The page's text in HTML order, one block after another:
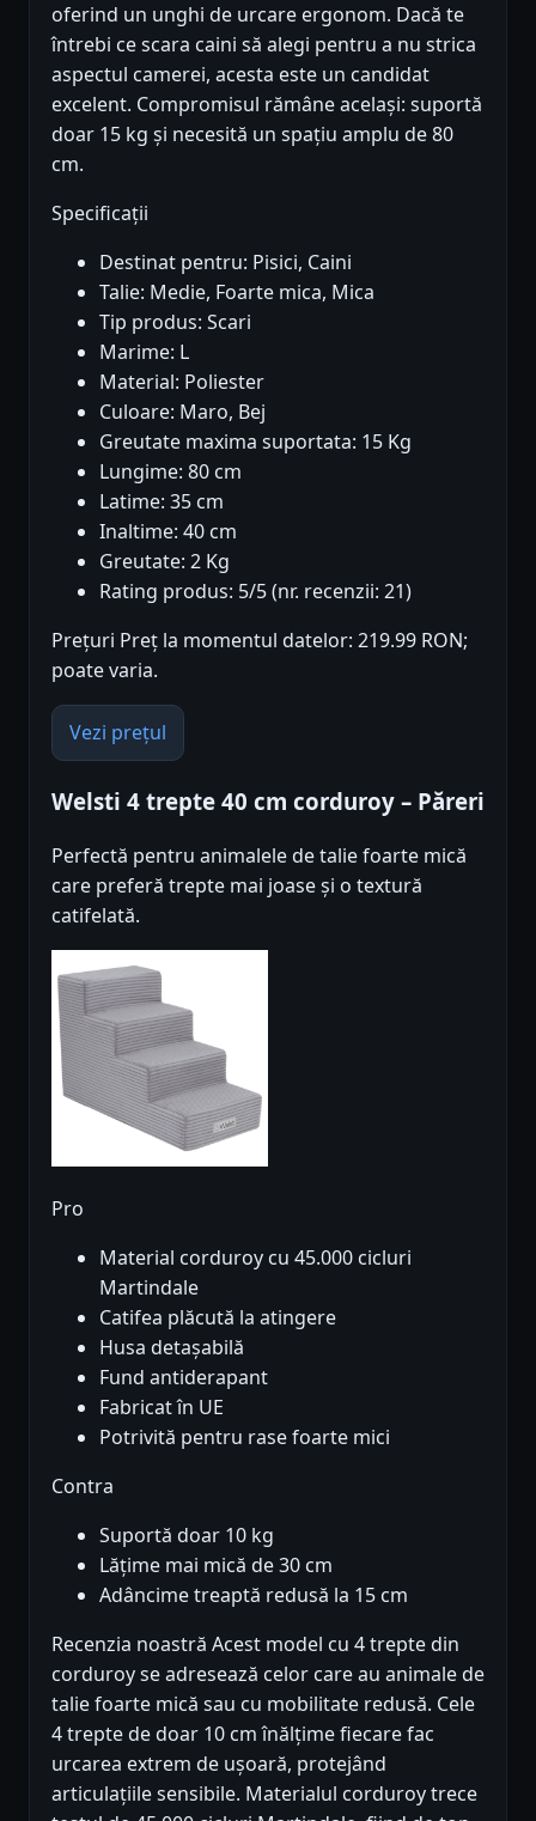
oferind un unghi de urcare ergonom. Dacă te
întrebi ce scara caini să alegi pentru a nu strica
aspectul camerei, acesta este un candidat
excelent. Compromisul rămâne același: suportă
doar 15 kg și necesită un spațiu amplu de 80
cm.
Specificații
Destinat pentru: Pisici, Caini
Talie: Medie, Foarte mica, Mica
Tip produs: Scari
Marime: L
Material: Poliester
Culoare: Maro, Bej
Greutate maxima suportata: 15 Kg
Lungime: 80 cm
Latime: 35 cm
Inaltime: 40 cm
Greutate: 2 Kg
Rating produs: 5/5 (nr. recenzii: 21)
Prețuri Preț la momentul datelor: 219.99 RON;
poate varia.
Vezi prețul
Welsti 4 trepte 40 cm corduroy – Păreri
Perfectă pentru animalele de talie foarte mică
care preferă trepte mai joase și o textură
catifelată.
Pro
Material corduroy cu 45.000 cicluri
Martindale
Catifea plăcută la atingere
Husa detașabilă
Fund antiderapant
Fabricat în UE
Potrivită pentru rase foarte mici
Contra
Suportă doar 10 kg
Lățime mai mică de 30 cm
Adâncime treaptă redusă la 15 cm
Recenzia noastră Acest model cu 4 trepte din
corduroy se adresează celor care au animale de
talie foarte mică sau cu mobilitate redusă. Cele
4 trepte de doar 10 cm înălțime fiecare fac
urcarea extrem de ușoară, protejând
articulațiile sensibile. Materialul corduroy trece